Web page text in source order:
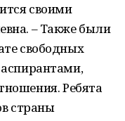
своими
. – Также были
свободных
я. Ребята
страны